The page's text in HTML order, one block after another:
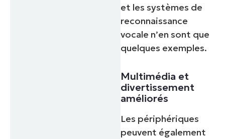
et les systèmes de
reconnaissance
vocale n’en sont que
quelques exemples.
Multimédia et
divertissement
améliorés
Les périphériques
peuvent également